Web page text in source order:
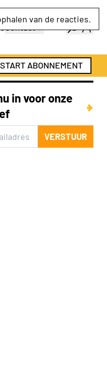
Contact
START ABONNEMENT
in voor onze
VERSTUUR
ophalen van de reacties.